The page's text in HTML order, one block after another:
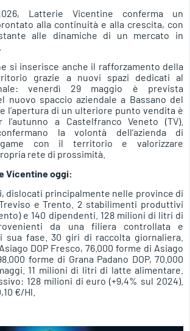
Latterie Vicentine conferma un
alla continuità e alla crescita, con
alle dinamiche di un mercato in
si inserisce anche il rafforzamento della
grazie a nuovi spazi dedicati al
venerdì 29 maggio è prevista
nuovo spaccio aziendale a Bassano del
l’apertura di un ulteriore punto vendita è
l’autunno a Castelfranco Veneto (TV).
la volontà dell’azienda di
con il territorio e valorizzare
rete di prossimità.
Vicentine oggi:
dislocati principalmente nelle province di
e Trento. 2 stabilimenti produttivi
e 140 dipendenti. 128 milioni di litri di
da una filiera controllata e
sua fase. 30 giri di raccolta giornaliera.
DOP Fresco, 76.000 forme di Asiago
forme di Grana Padano DOP, 70.000
11 milioni di litri di latte alimentare.
128 milioni di euro (+9,4% sul 2024).
€/Hl.